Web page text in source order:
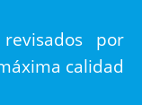
por
calidad